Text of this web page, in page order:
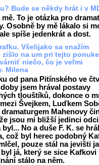
Bude se někdy hrát i v
To je otázka pro
Osobně by mě lákalo si
spíše jedenkrát a dost.
Všelijako sa snažím
na um pri tejto
niečo, čo je veľmi
Milena
od pana Pitínského ve
jsem hrával postavy
tlouštíků, dokonce o
Švejkem, Luďkem
Mahenovy
jsou mi bližší jedinci
No a duše F. K. se
což byl herec podobný
pouze stál na jevišti
já, který se sice Kafkovi
stálo na něm.